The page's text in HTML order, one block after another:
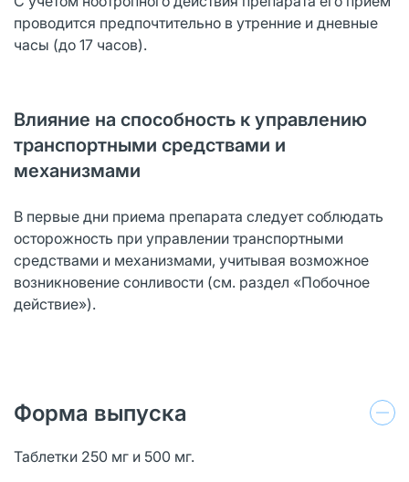
проводится предпочтительно в утренние и дневные
часы (до 17 часов).
Влияние на способность к управлению
транспортными средствами и
механизмами
В первые дни приема препарата следует соблюдать
осторожность при управлении транспортными
средствами и механизмами, учитывая возможное
возникновение сонливости (см. раздел «Побочное
действие»).
Форма выпуска
Таблетки 250 мг и 500 мг.